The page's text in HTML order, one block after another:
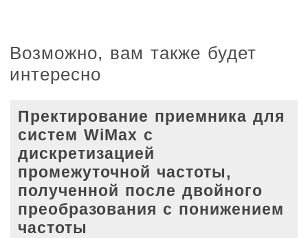
Возможно, вам также будет
интересно
Пректирование приемника для
систем WiMax с
дискретизацией
промежуточной частоты,
полученной после двойного
преобразования с понижением
частоты